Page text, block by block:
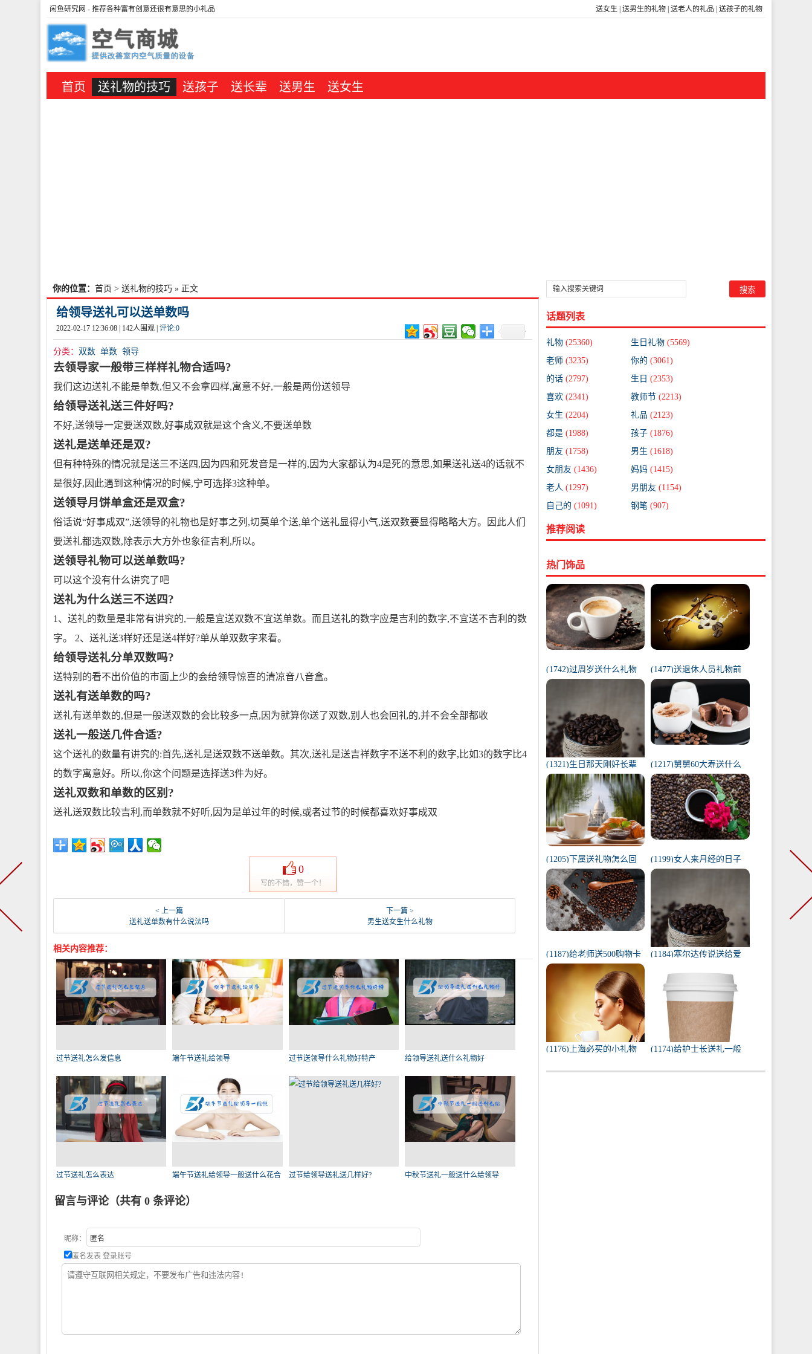
送女生 送男生的礼物 送老人的礼品 送孩子的礼物
闲鱼研究网 - 推荐各种富有创意还很有意思的小礼品
首页 送礼物的技巧 送孩子 送长辈 送男生 送女生
你的位置： 首页 > 送礼物的技巧 » 正文
给领导送礼可以送单数吗
2022-02-17 12:36:08 | 142人围观 | 评论:0
分类： 双数 单数 领导
去领导家一般带三样样礼物合适吗?
我们这边送礼不能是单数,但又不会拿四样,寓意不好,一般是两份送领导
给领导送礼送三件好吗?
不好,送领导一定要送双数,好事成双就是这个含义,不要送单数
送礼是送单还是双?
但有种特殊的情况就是送三不送四,因为四和死发音是一样的,因为大家都认为4是死的意思,如果送礼送4的话就不
是很好,因此遇到这种情况的时候,宁可选择3这种单。
送领导月饼单盒还是双盒?
俗话说“好事成双”,送领导的礼物也是好事之列,切莫单个送,单个送礼显得小气,送双数要显得略略大方。因此人们
要送礼都选双数,除表示大方外也象征吉利,所以。
送领导礼物可以送单数吗?
可以这个没有什么讲究了吧
送礼为什么送三不送四?
1、送礼的数量是非常有讲究的,一般是宜送双数不宜送单数。而且送礼的数字应是吉利的数字,不宜送不吉利的数
字。 2、送礼送3样好还是送4样好?单从单双数字来看。
给领导送礼分单双数吗?
送特别的看不出价值的市面上少的会给领导惊喜的清凉音八音盒。
送礼有送单数的吗?
送礼有送单数的,但是一般送双数的会比较多一点,因为就算你送了双数,别人也会回礼的,并不会全部都收
送礼一般送几件合适?
这个送礼的数量有讲究的:首先,送礼是送双数不送单数。其次,送礼是送吉祥数字不送不利的数字,比如3的数字比4
的数字寓意好。所以,你这个问题是选择送3件为好。
送礼双数和单数的区别?
送礼送双数比较吉利,而单数就不好听,因为是单过年的时候,或者过节的时候都喜欢好事成双
0
写的不错，赞一个！
< 上一篇
送礼送单数有什么说法吗
下一篇 >
男生送女生什么礼物
相关内容推荐：
过节送礼怎么发信息 端午节送礼给领导 过节送领导什么礼物好特产 给领导送礼送什么礼物好
过节送礼怎么表达
端午节送礼给领导一般送什么花合
过节给领导送礼送几样好? 中秋节送礼一般送什么给领导
留言与评论（共有 0 条评论）
昵称：
匿名发表 登录账号
话题列表
礼物 (25360) 生日礼物 (5569)
老师 (3235) 你的 (3061)
的话 (2797) 生日 (2353)
喜欢 (2341) 教师节 (2213)
女生 (2204) 礼品 (2123)
都是 (1988) 孩子 (1876)
朋友 (1758) 男生 (1618)
女朋友 (1436) 妈妈 (1415)
老人 (1297) 男朋友 (1154)
自己的 (1091) 钢笔 (907)
推荐阅读
热门饰品
(1742)过周岁送什么礼物
好（1岁宝宝礼物排行榜）
(1477)送退休人员礼物前
十件排名（工会退休纪念
品范围）
(1321)生日那天刚好长辈
去世（父亲在我生日去世
意味着）
(1217)舅舅60大寿送什么
礼物（舅舅60岁十大最佳
礼物排行榜）
(1205)下属送礼物怎么回
复（下属给我送礼我该如
何回复）
(1199)女人来月经的日子
代表什么（1一31日月经代
(1187)给老师送500购物卡
少吗（给老师送500还是
1000）
(1184)塞尔达传说送给爱
任务100只蚱蜢）
(1176)上海必买的小礼物
(1174)给护士长送礼一般
实用的东西）